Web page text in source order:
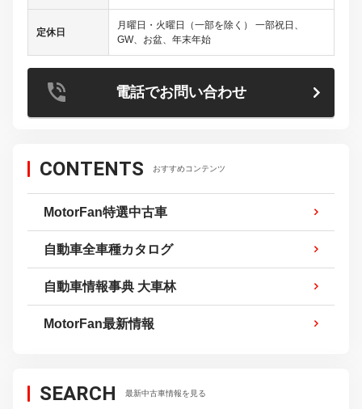
定休日
月曜日・火曜日（一部を除く） 一部祝日、
GW、お盆、年末年始
電話でお問い合わせ
CONTENTS おすすめコンテンツ
MotorFan特選中古車
自動車全車種カタログ
自動車情報事典 大車林
MotorFan最新情報
SEARCH 最新中古車情報を見る